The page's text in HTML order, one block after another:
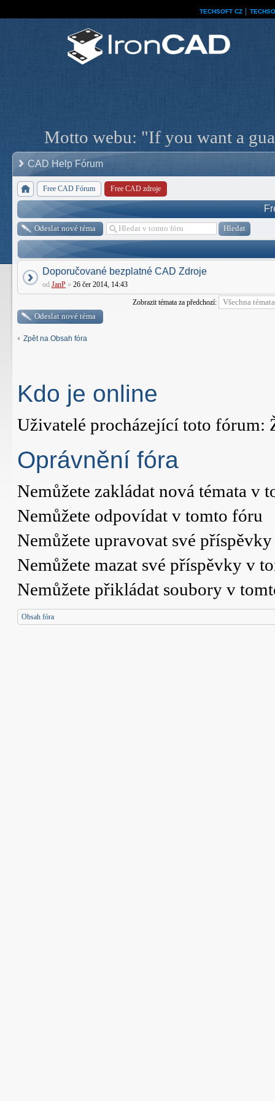
TECHSOFT CZ
Motto webu: "If you want a
CAD Help Fórum
Free CAD Fórum Free CAD zdroje
Odeslat nové téma
Doporučované bezplatné CAD Zdroje
od JanP » 26 čer 2014, 14:43
Zobrazit témata za předchozí:
Odeslat nové téma
Zpět na Obsah fóra
Kdo je online
Uživatelé procházející toto fórum:
Oprávnění fóra
Nemůžete zakládat nová témata v
Nemůžete odpovídat v tomto fóru
Nemůžete upravovat své
Nemůžete mazat své příspěvky v
Nemůžete přikládat soubory v
Obsah fóra